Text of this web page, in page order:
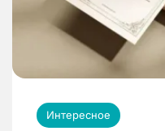
Интересное